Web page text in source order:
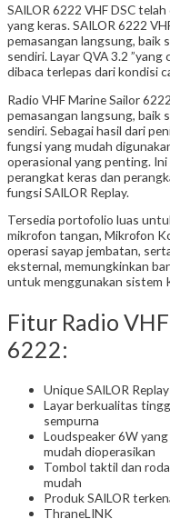
SAILOR 6222 VHF DSC
yang keras. SAILOR 6222
pemasangan langsung, baik
sendiri. Layar QVA 3.2
dibaca terlepas dari kondisi
Radio VHF Marine Sailor
pemasangan langsung, baik
sendiri. Sebagai hasil dari
fungsi yang mudah
operasional yang penting.
perangkat keras dan
fungsi SAILOR Replay.
Tersedia portofolio luas
mikrofon tangan, Mikrofon
operasi sayap jembatan,
eksternal, memungkinkan
untuk menggunakan sistem
Fitur Radio
6222:
Unique SAILOR
Layar berkualitas
sempurna
Loudspeaker 6W
mudah dioperasikan
Tombol taktil dan
mudah
Produk SAILOR
ThraneLINK